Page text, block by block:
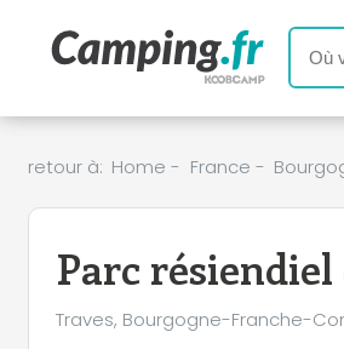
retour à: Home - France -
Parc
Traves, Bourgogne-Franche-